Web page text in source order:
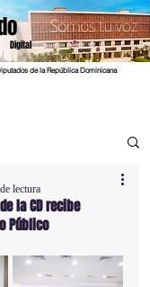
Digital
de la República Dominicana
la CD recibe
Público
lectura